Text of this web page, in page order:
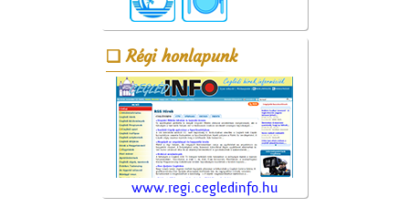
Régi honlapunk
www.regi.cegledinfo.hu